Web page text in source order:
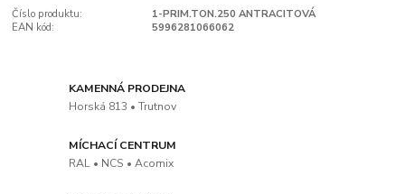
Číslo produktu:
1-PRIM.TON.250 ANTRACITOVÁ
EAN kód:
5996281066062
KAMENNÁ PRODEJNA
Horská 813 • Trutnov
MÍCHACÍ CENTRUM
RAL • NCS • Acomix